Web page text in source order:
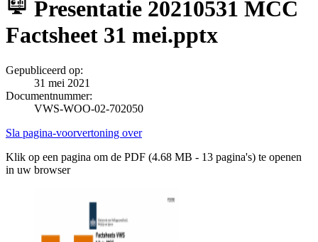
Presentatie 20210531 MCC
Factsheet 31 mei.pptx
Gepubliceerd op:
31 mei 2021
Documentnummer:
VWS-WOO-02-702050
Sla pagina-voorvertoning over
Klik op een pagina om de PDF (4.68 MB - 13 pagina's) te openen
in uw browser